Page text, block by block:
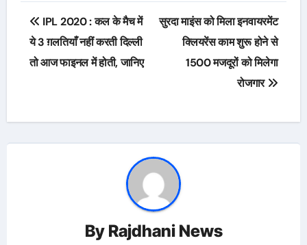
Post
navigation
IPL 2020 : कल के मैच में
ये 3 ग़लतियाँ नहीं करती दिल्ली
तो आज फाइनल में होती, जानिए
सुरदा माइंस को मिला इनवायरमेंट
क्लियरेंस काम शुरू होने से
1500 मजदूरों को मिलेगा
रोजगार
By Rajdhani News